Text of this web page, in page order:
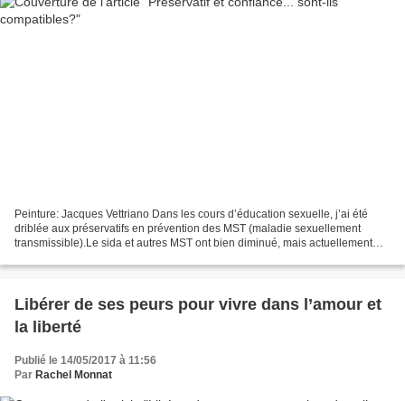
Peinture: Jacques Vettriano Dans les cours d’éducation sexuelle, j’ai été
driblée aux préservatifs en prévention des MST (maladie sexuellement
transmissible).Le sida et autres MST ont bien diminué, mais actuellement
Libérer de ses peurs pour vivre dans l’amour et
la liberté
Publié le 14/05/2017 à 11:56
Par Rachel Monnat